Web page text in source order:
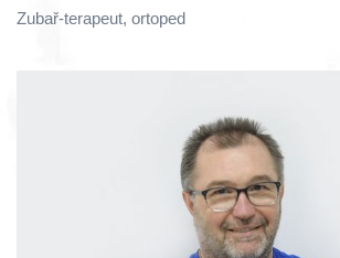
Zubař-terapeut, ortoped